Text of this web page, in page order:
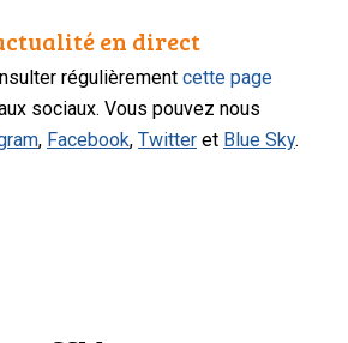
en direct
régulièrementcette page
sociaux. Vous pouvez nous
, Facebook,Twitter et Blue Sky.